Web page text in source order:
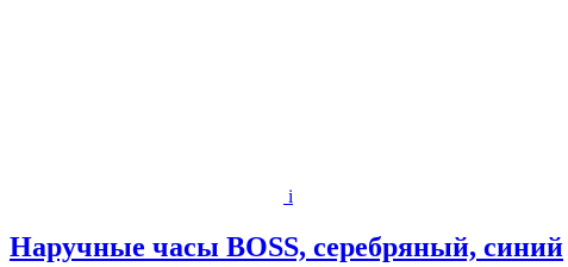
i
Наручные часы BOSS, серебряный, синий